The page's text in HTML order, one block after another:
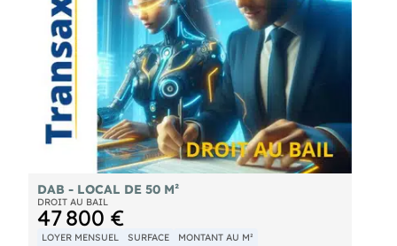
DAB - LOCAL DE 50 M²
DROIT AU BAIL
47 800 €
LOYER MENSUEL SURFACE MONTANT AU M²